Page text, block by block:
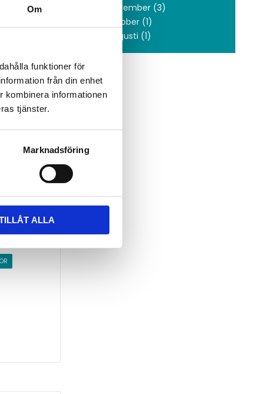
Om
funktioner för
från din enhet
kombinera informationen
tjänster.
Marknadsföring
ALLA
eller
i
så att
november (3)
oktober (1)
augusti (1)